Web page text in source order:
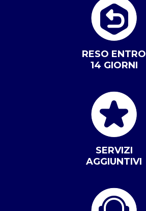
RESO ENTRO
14 GIORNI
SERVIZI
AGGIUNTIVI